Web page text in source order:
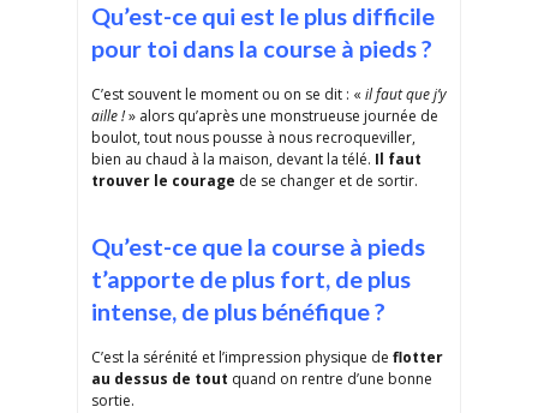
Qu’est-ce qui est le plus difficile
pour toi dans la course à pieds ?
C’est souvent le moment ou on se dit : « il faut que j’y
aille !» alors qu’après une monstrueuse journée de
boulot, tout nous pousse à nous recroqueviller,
bien au chaud à la maison, devant la télé. Il faut
trouver le courage de se changer et de sortir.
Qu’est-ce que la course à pieds
t’apporte de plus fort, de plus
intense, de plus bénéfique ?
C’est la sérénité et l’impression physique de flotter
au dessus de tout quand on rentre d’une bonne
sortie.